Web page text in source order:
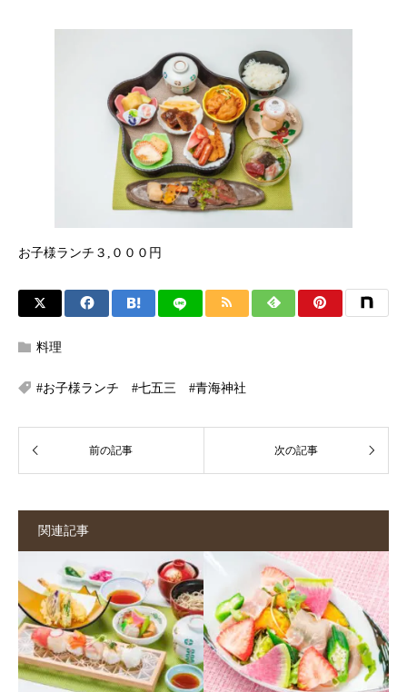
お子様ランチ３,０００円
料理
#お子様ランチ #七五三 #青海神社
関連記事